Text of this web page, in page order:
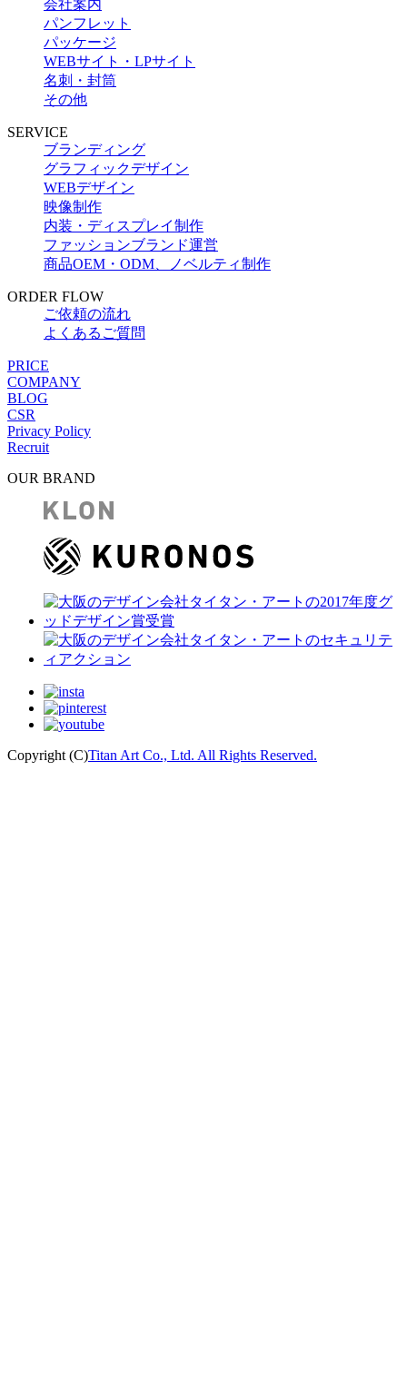
会社案内
パンフレット
パッケージ
WEBサイト・LPサイト
名刺・封筒
その他
SERVICE
ブランディング
グラフィックデザイン
WEBデザイン
映像制作
内装・ディスプレイ制作
ファッションブランド運営
商品OEM・ODM、ノベルティ制作
ORDER FLOW
ご依頼の流れ
よくあるご質問
PRICE
COMPANY
BLOG
CSR
Privacy Policy
Recruit
OUR BRAND
Copyright (C)Titan Art Co., Ltd. All Rights Reserved.